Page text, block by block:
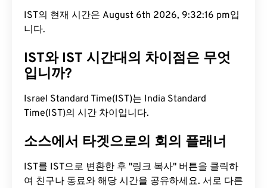
IST의 현재 시간은 August 6th 2026, 9:32:17 pm입
니다.
IST와 IST 시간대의 차이점은 무엇
입니까?
Israel Standard Time(IST)는 India Standard
Time(IST)의 시간 차이입니다.
소스에서 타겟으로의 회의 플래너
IST를 IST으로 변환한 후 "링크 복사" 버튼을 클릭하
여 친구나 동료와 해당 시간을 공유하세요. 서로 다른